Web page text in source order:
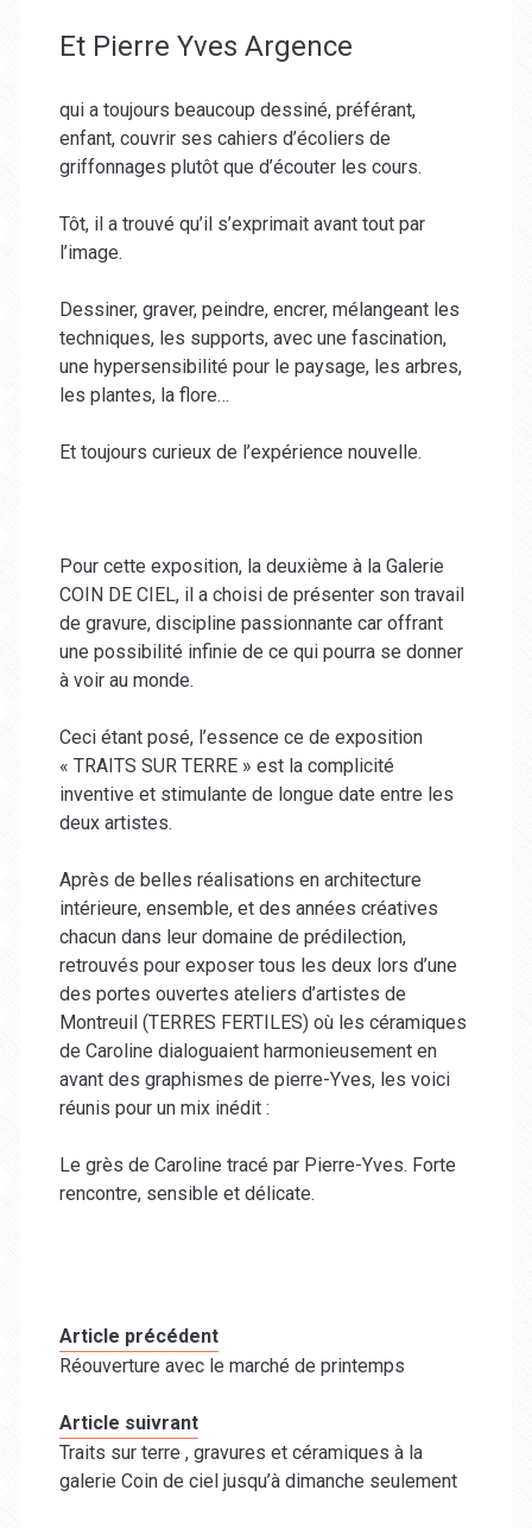
Et Pierre Yves Argence
qui a toujours beaucoup dessiné, préférant,
enfant, couvrir ses cahiers d’écoliers de
griffonnages plutôt que d’écouter les cours.
Tôt, il a trouvé qu’il s’exprimait avant tout par
l’image.
Dessiner, graver, peindre, encrer, mélangeant les
techniques, les supports, avec une fascination,
une hypersensibilité pour le paysage, les arbres,
les plantes, la flore…
Et toujours curieux de l’expérience nouvelle.
Pour cette exposition, la deuxième à la Galerie
COIN DE CIEL, il a choisi de présenter son travail
de gravure, discipline passionnante car offrant
une possibilité infinie de ce qui pourra se donner
à voir au monde.
Ceci étant posé, l’essence ce de exposition
« TRAITS SUR TERRE » est la complicité
inventive et stimulante de longue date entre les
deux artistes.
Après de belles réalisations en architecture
intérieure, ensemble, et des années créatives
chacun dans leur domaine de prédilection,
retrouvés pour exposer tous les deux lors d’une
des portes ouvertes ateliers d’artistes de
Montreuil (TERRES FERTILES) où les céramiques
de Caroline dialoguaient harmonieusement en
avant des graphismes de pierre-Yves, les voici
réunis pour un mix inédit :
Le grès de Caroline tracé par Pierre-Yves. Forte
rencontre, sensible et délicate.
Article précédent
Réouverture avec le marché de printemps
Article suivrant
Traits sur terre , gravures et céramiques à la
galerie Coin de ciel jusqu’à dimanche seulement